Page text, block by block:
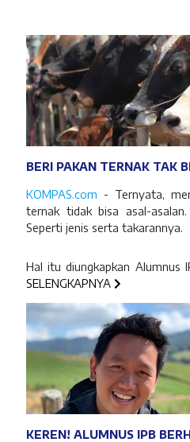
BERI PAKAN TERNAK TAK
KOMPAS.com - Ternyata,
ternak tidak bisa asal-
Seperti jenis serta takarannya.
Hal itu diungkapkan Alumnus
Vokasi, Septian Jasiah Wijaya.
usaha bernama PT Waluya
Ia menceritakan sejak SMA
Sampai pada akhirnya dia
University. Tetapi kini Tian
seluas 5,6 hektar.
Tingkatkan
Tujuan dia kuliah di IPB
meningkatkan
SELENGKAPNYA
KEREN! ALUMNUS IPB